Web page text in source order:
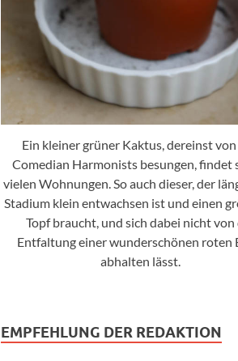
Ein kleiner grüner Kaktus, dereinst von
Comedian Harmonists besungen, findet
vielen Wohnungen. So auch dieser, der
Stadium klein entwachsen ist und einen
Topf braucht, und sich dabei nicht von
Entfaltung einer wunderschönen roten
abhalten lässt.
EMPFEHLUNG DER REDAKTION